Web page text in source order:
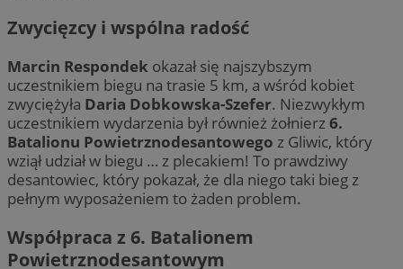
Zwycięzcy i wspólna radość
Marcin Respondek okazał się najszybszym
uczestnikiem biegu na trasie 5 km, a wśród kobiet
zwyciężyła Daria Dobkowska-Szefer. Niezwykłym
uczestnikiem wydarzenia był również żołnierz6.
Batalionu Powietrznodesantowego z Gliwic, który
wziął udział w biegu … z plecakiem! To prawdziwy
desantowiec, który pokazał, że dla niego taki bieg z
pełnym wyposażeniem to żaden problem.
Współpraca z 6. Batalionem
Powietrznodesantowym